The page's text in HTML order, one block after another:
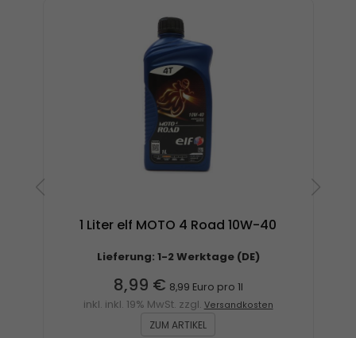
1 Liter elf MOTO 4 Road 10W-40
Lieferung: 1-2 Werktage (DE)
8,99 € 8,99 Euro pro 1l
inkl. inkl. 19% MwSt. zzgl. Versandkosten
ZUM ARTIKEL